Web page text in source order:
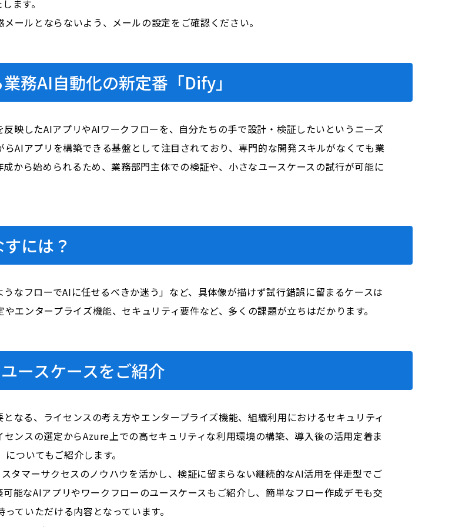
ます。
ルとならないよう、メールの設定をご確認ください。
務AI自動化の新定番「Dify」
映したAIアプリやAIワークフローを、自分たちの手で設計・検証したいというニーズ
AIアプリを構築できる基盤として注目されており、専門的な開発スキルがなくても業
から始められるため、業務部門主体での検証や、小さなユースケースの試行が可能に
には？
なフローでAIに任せるべきか迷う」など、具体像が描けず試行錯誤に留まるケースは
エンタープライズ機能、セキュリティ要件など、多くの課題が立ちはだかります。
ースケースをご紹介
なる、ライセンスの考え方やエンタープライズ機能、組織利用におけるセキュリティ
ンスの選定からAzure上での高セキュリティな利用環境の構築、導入後の活用定着ま
ついてもご紹介します。
タマーサクセスのノウハウを活かし、検証に留まらない継続的なAI活用を伴走型でご
能なAIアプリやワークフローのユースケースもご紹介し、簡単なフロー作成デモも交
ていただける内容となっています。